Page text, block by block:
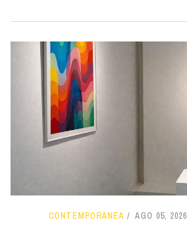
CONTEMPORÁNEA AGO 05, 2026